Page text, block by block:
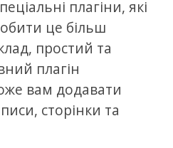
плагіни, які
це більш
простий та
плагін
вам додавати
сторінки та